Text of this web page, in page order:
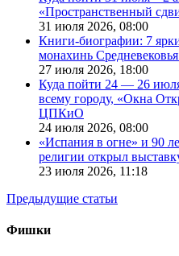
«Пространственный
31 июля 2026, 08:00
Книги-биографии: 7
монахинь
27 июля 2026, 18:00
Куда пойти 24 — 26
всему городу, «Окна
ЦПКиО
24 июля 2026, 08:00
«Испания в огне» и 90
религии открыл
23 июля 2026, 11:18
Предыдущие статьи
Фишки